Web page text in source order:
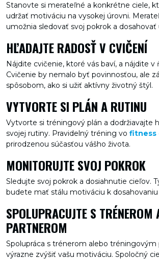
Stanovte si merateľné a konkrétne ciele,
udržať motiváciu na vysokej úrovni.
umožnia sledovať svoj pokrok a dosahovať
HĽADAJTE RADOSŤ V CVIČENÍ
Nájdite cvičenie, ktoré vás baví, a nájdite v
Cvičenie by nemalo byť povinnosťou, ale
spôsobom, ako si užiť aktívny životný štýl.
VYTVORTE SI PLÁN A RUTINU
Vytvorte si tréningový plán a dodržiavajte
svojej rutiny. Pravidelný tréning vo fitness
prirodzenou súčasťou vášho života.
MONITORUJTE SVOJ POKROK
Sledujte svoj pokrok a dosiahnutie cieľov.
budete mať stálu motiváciu k dosahovaniu
SPOLUPRACUJTE S TRÉNEROM
PARTNEROM
Spolupráca s trénerom alebo
výrazne zvýšiť vašu motiváciu. Spoločný